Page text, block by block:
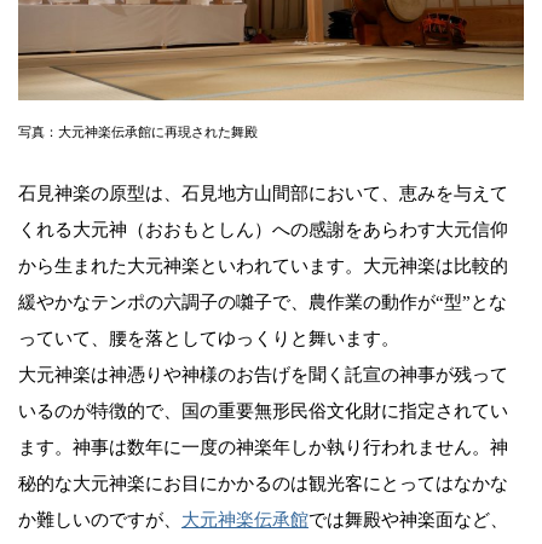
写真：大元神楽伝承館に再現された舞殿
石見神楽の原型は、石見地方山間部において、恵みを与えて
くれる大元神（おおもとしん）への感謝をあらわす大元信仰
から生まれた大元神楽といわれています。大元神楽は比較的
緩やかなテンポの六調子の囃子で、農作業の動作が“型”とな
っていて、腰を落としてゆっくりと舞います。
大元神楽は神憑りや神様のお告げを聞く託宣の神事が残って
いるのが特徴的で、国の重要無形民俗文化財に指定されてい
ます。神事は数年に一度の神楽年しか執り行われません。神
秘的な大元神楽にお目にかかるのは観光客にとってはなかな
か難しいのですが、 大元神楽伝承館では舞殿や神楽面など、